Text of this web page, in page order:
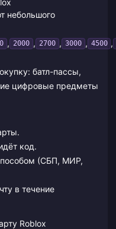
небольшого
, 2000 , 2700 , 3000 , 4500 ,
батл-пассы,
цифровые предметы
код.
(СБП, МИР,
в течение
Roblox